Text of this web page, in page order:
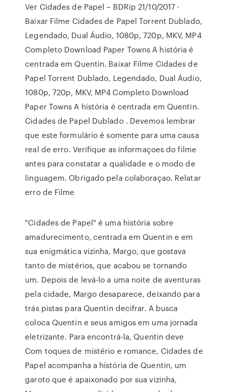
Ver Cidades de Papel – BDRip 21/10/2017 ·
Baixar Filme Cidades de Papel Torrent Dublado,
Legendado, Dual Áudio, 1080p, 720p, MKV, MP4
Completo Download Paper Towns A história é
centrada em Quentin. Baixar Filme Cidades de
Papel Torrent Dublado, Legendado, Dual Áudio,
1080p, 720p, MKV, MP4 Completo Download
Paper Towns A história é centrada em Quentin.
Cidades de Papel Dublado . Devemos lembrar
que este formulário é somente para uma causa
real de erro. Verifique as informaçoes do filme
antes para constatar a qualidade e o modo de
linguagem. Obrigado pela colaboraçao. Relatar
erro de Filme
"Cidades de Papel" é uma história sobre
amadurecimento, centrada em Quentin e em
sua enigmática vizinha, Margo, que gostava
tanto de mistérios, que acabou se tornando
um. Depois de levá-lo a uma noite de aventuras
pela cidade, Margo desaparece, deixando para
trás pistas para Quentin decifrar. A busca
coloca Quentin e seus amigos em uma jornada
eletrizante. Para encontrá-la, Quentin deve
Com toques de mistério e romance, Cidades de
Papel acompanha a história de Quentin, um
garoto que é apaixonado por sua vizinha,